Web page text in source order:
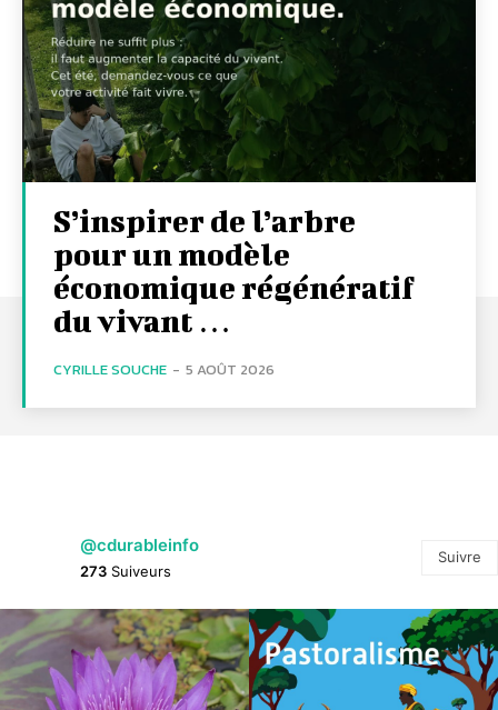
S’inspirer de l’arbre
pour un modèle
économique régénératif
du vivant …
CYRILLE SOUCHE - 5 AOÛT 2026
@cdurableinfo
273 Suiveurs
Suivre